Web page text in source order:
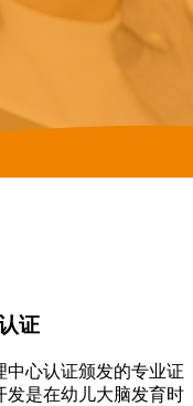
心认证颁发的专业证
发是在幼儿大脑发育时